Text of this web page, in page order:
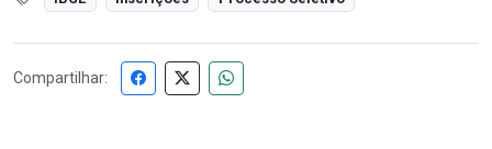
Compartilhar: